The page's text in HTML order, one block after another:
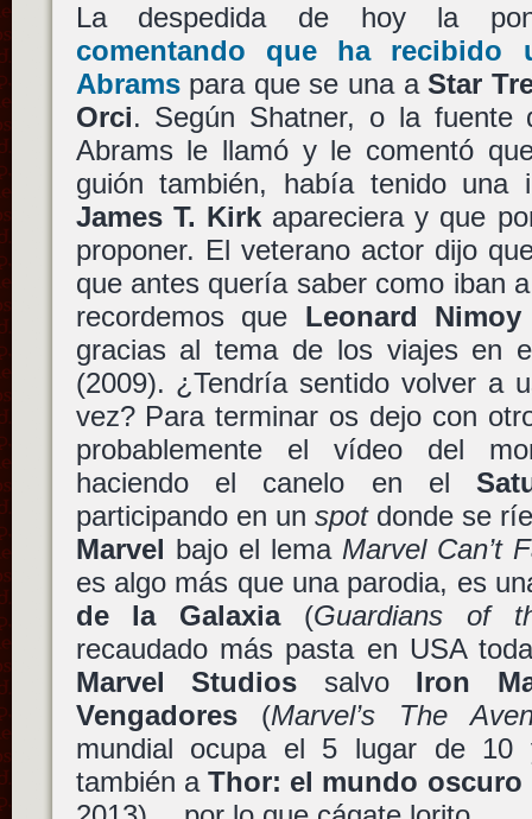
La despedida de hoy la
comentando que ha
Abramspara que se una aStar
Orci. Según Shatner, o la fuente
Abrams le llamó y le comentó
guión también, había tenido una
James T. Kirkapareciera y que
proponer. El veterano actor dijo
que antes quería saber como iban
recordemos que Leonard Nimoy
gracias al tema de los viajes en
(2009). ¿Tendría sentido volver a
vez? Para terminar os dejo con
probablemente el vídeo del
haciendo el canelo en el
participando en un spotdonde se
Marvel bajo el lema Marvel Can’t
es algo más que una parodia, es
de la Galaxia(Guardians of
recaudado más pasta en USA
Marvel Studios salvo Iron
Vengadores(Marvel’s The
mundial ocupa el 5 lugar de 10
también a Thor: el mundo oscuro